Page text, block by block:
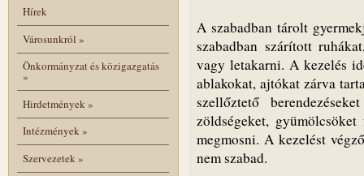
Hírek
Városunkról »
Önkormányzat és közigazgatás
»
Hirdetmények»
Intézmények»
Szervezetek»
A szabadban tárolt
szabadban szárított
vagy letakarni. A kezelés
ablakokat, ajtókat zárva
szellőztető
zöldségeket,
megmosni. A kezelést
nem szabad.